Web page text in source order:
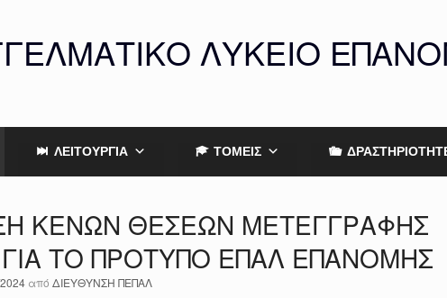
ΛΥΚΕΙΟ
ΛΕΙΤΟΥΡΓΙΑ ΤΟΜΕΙΣ
ΚΕΝΩΝ ΘΕΣΕΩΝ ΜΕΤΕΓΓΡΑΦΗΣ
ΤΟ ΠΡΟΤΥΠΟ ΕΠΑΛ ΕΠΑΝΟΜΗΣ
απόΔΙΕΥΘΥΝΣΗ ΠΕΠΑΛ